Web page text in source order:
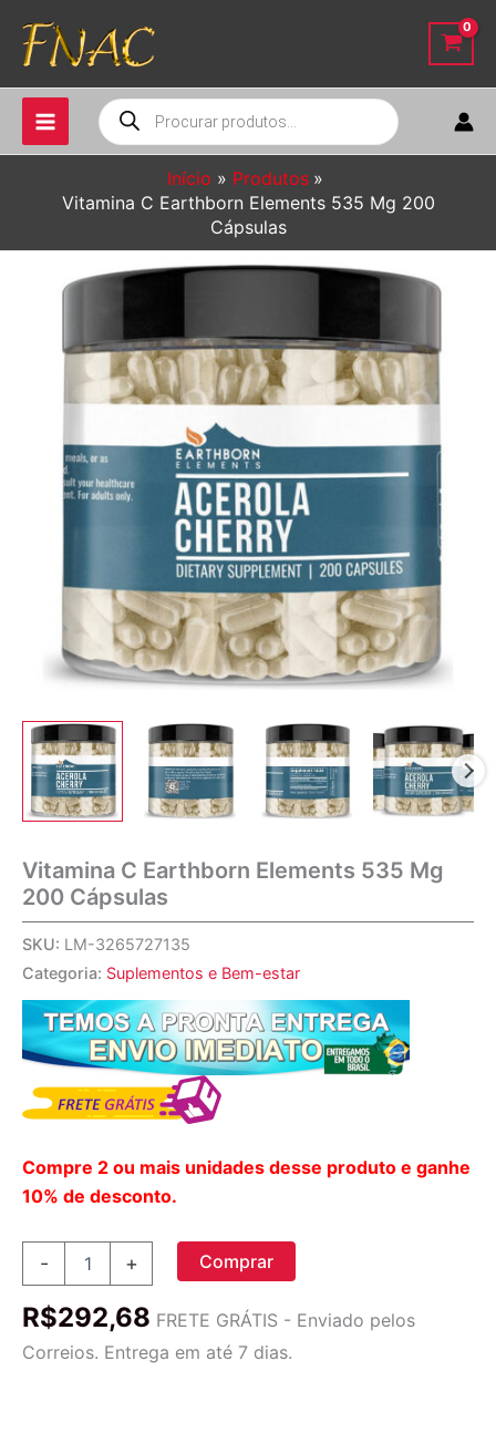
para
conteúdo
Pesquisar
produtos
Início
Produtos
Vitamina C Earthborn Elements 535 Mg 200
Cápsulas
Vitamina C Earthborn Elements 535 Mg
200 Cápsulas
SKU: LM-3265727135
Categoria: Suplementos e Bem-estar
Compre 2 ou mais unidades desse produto e ganhe
10% de desconto.
-
Elements
Mg
+ Comprar
R$292,68 FRETE GRÁTIS - Enviado pelos
Correios. Entrega em até 7 dias.